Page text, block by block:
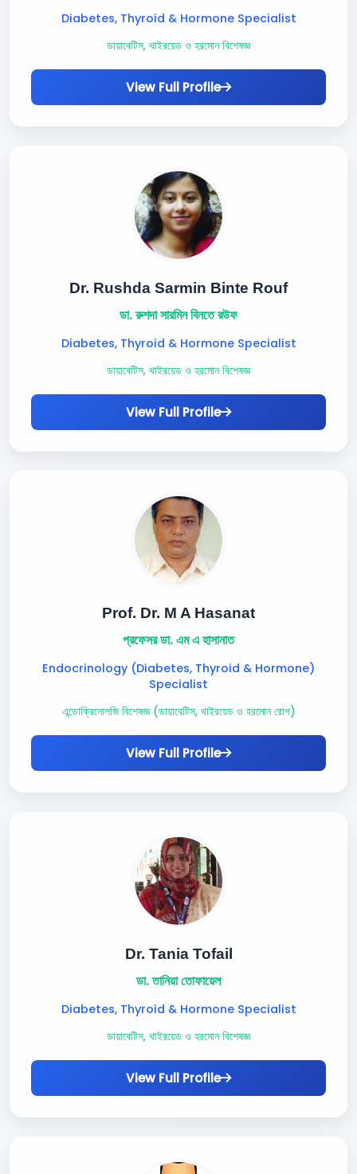
Diabetes, Thyroid & Hormone Specialist
ডায়াবেটিস, থাইরয়েড ও হরমোন বিশেষজ্ঞ
View Full Profile
Dr. Rushda Sarmin Binte Rouf
ডা. রুশদা সারমিন বিনতে রউফ
Diabetes, Thyroid & Hormone Specialist
ডায়াবেটিস, থাইরয়েড ও হরমোন বিশেষজ্ঞ
View Full Profile
Prof. Dr. M A Hasanat
প্রফেসর ডা. এম এ হাসানাত
Endocrinology (Diabetes, Thyroid & Hormone)
Specialist
এন্ডোক্রিনোলজি বিশেষজ্ঞ (ডায়াবেটিস, থাইরয়েড ও হরমোন রোগ)
View Full Profile
Dr. Tania Tofail
ডা. তানিয়া তোফায়েল
Diabetes, Thyroid & Hormone Specialist
ডায়াবেটিস, থাইরয়েড ও হরমোন বিশেষজ্ঞ
View Full Profile